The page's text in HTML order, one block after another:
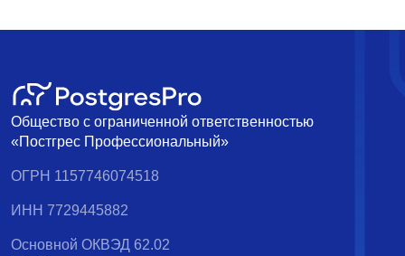
Общество с ограниченной ответственностью
«Постгрес Профессиональный»
ОГРН 1157746074518
ИНН 7729445882
Основной ОКВЭД 62.02